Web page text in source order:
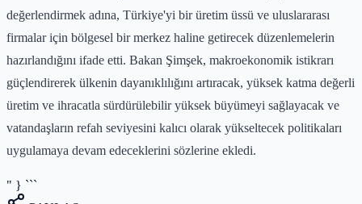
değerlendirmek adına, Türkiye'yi bir üretim üssü ve uluslararası
firmalar için bölgesel bir merkez haline getirecek düzenlemelerin
hazırlandığını ifade etti. Bakan Şimşek, makroekonomik istikrarı
güçlendirerek ülkenin dayanıklılığını artıracak, yüksek katma değerli
üretim ve ihracatla sürdürülebilir yüksek büyümeyi sağlayacak ve
vatandaşların refah seviyesini kalıcı olarak yükseltecek politikaları
uygulamaya devam edeceklerini sözlerine ekledi.
" } ```